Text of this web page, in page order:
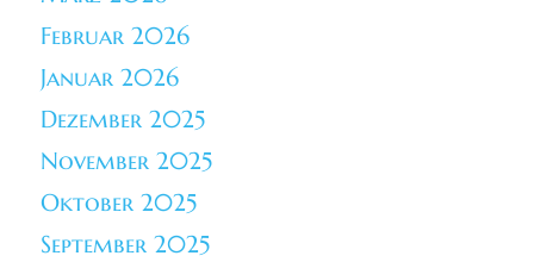
Februar 2026
Januar 2026
Dezember 2025
November 2025
Oktober 2025
September 2025